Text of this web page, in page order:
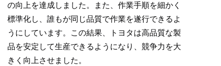
の向上を達成しました。また、作業手順を細かく
標準化し、誰もが同じ品質で作業を遂行できるよ
うにしています。この結果、トヨタは高品質な製
品を安定して生産できるようになり、競争力を大
きく向上させました。